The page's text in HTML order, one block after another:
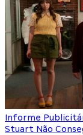
Informe
Stuart Não